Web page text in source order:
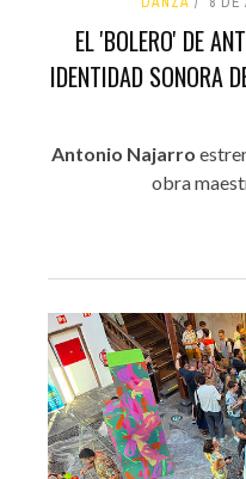
EL 'BOLERO' DE
IDENTIDAD SONORA
Antonio Najarro
obra